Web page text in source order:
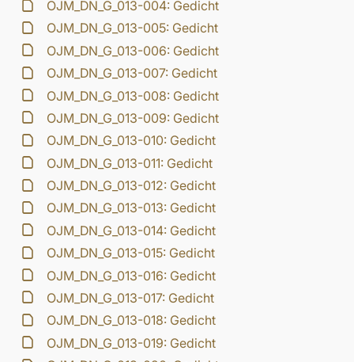
OJM_DN_G_013-004: Gedicht
OJM_DN_G_013-005: Gedicht
OJM_DN_G_013-006: Gedicht
OJM_DN_G_013-007: Gedicht
OJM_DN_G_013-008: Gedicht
OJM_DN_G_013-009: Gedicht
OJM_DN_G_013-010: Gedicht
OJM_DN_G_013-011: Gedicht
OJM_DN_G_013-012: Gedicht
OJM_DN_G_013-013: Gedicht
OJM_DN_G_013-014: Gedicht
OJM_DN_G_013-015: Gedicht
OJM_DN_G_013-016: Gedicht
OJM_DN_G_013-017: Gedicht
OJM_DN_G_013-018: Gedicht
OJM_DN_G_013-019: Gedicht